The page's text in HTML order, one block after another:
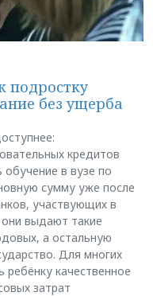
подростку
без ущерба
кредитов
в вузе по
сумму уже после
участвующих в
выдают такие
а остальную
Для многих
качественное
затрат